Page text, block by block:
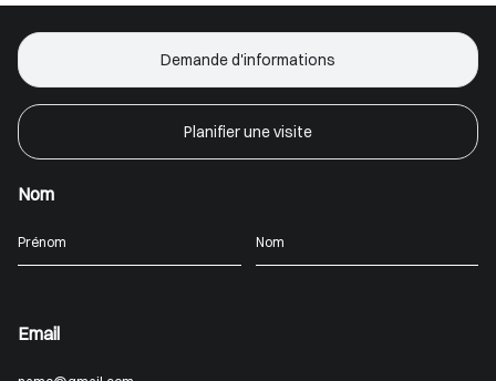
Demande d'informations
Planifier une visite
Nom
Email